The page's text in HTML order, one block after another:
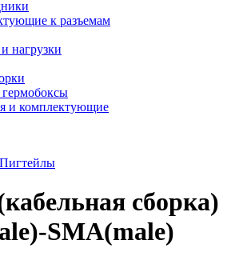
к разъемам
нагрузки
и комплектующие
Пигтейлы
сборка)
SMA(male)